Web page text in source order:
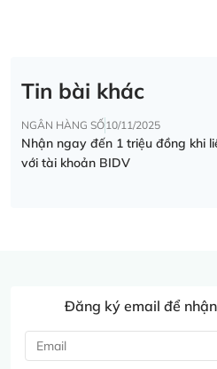
Tin bài khác
NGÂN HÀNG SỐ10/11/2025
Nhận ngay đến 1 triệu đồng khi
với tài khoản BIDV
Đăng ký email để